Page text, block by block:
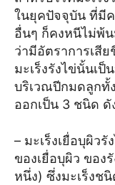
ในยุคปัจจุบัน ที่มี
อื่นๆ ก็คงหนีไม่พ้น
ว่ามีอัตราการเสี
มะเร็งรังไข่นั้นเป็
บริเวณปีกมดลูกทั้
ออกเป็น 3 ชนิด ดั
– มะเร็งเยื่อบุผิว
ของเยื่อบุผิว ของ
หนึ่ง) ซึ่งมะเร็งช